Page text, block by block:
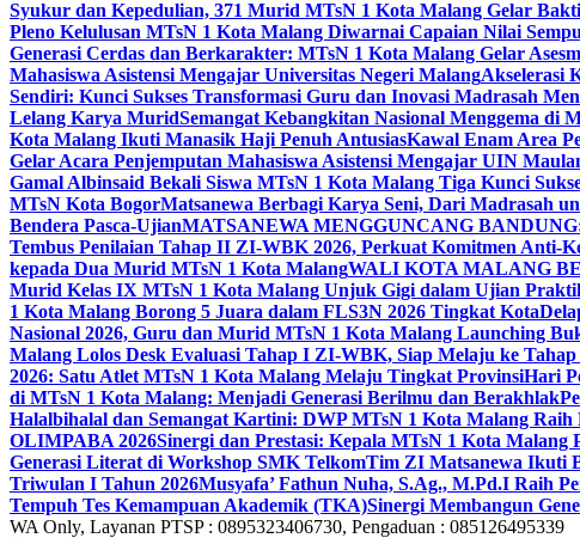
Syukur dan Kepedulian, 371 Murid MTsN 1 Kota Malang Gelar
Pleno Kelulusan MTsN 1 Kota Malang Diwarnai Capaian Nilai
Generasi Cerdas dan Berkarakter: MTsN 1 Kota Malang Gelar
Mahasiswa Asistensi Mengajar Universitas Negeri MalangAkselerasi
Sendiri: Kunci Sukses Transformasi Guru dan Inovasi Madrasah
Lelang Karya MuridSemangat Kebangkitan Nasional Menggema di
Kota Malang Ikuti Manasik Haji Penuh AntusiasKawal Enam Area
Gelar Acara Penjemputan Mahasiswa Asistensi Mengajar UIN
Gamal Albinsaid Bekali Siswa MTsN 1 Kota Malang Tiga Kunci
MTsN Kota BogorMatsanewa Berbagi Karya Seni, Dari Madrasah
Bendera Pasca-UjianMATSANEWA MENGGUNCANG
Tembus Penilaian Tahap II ZI-WBK 2026, Perkuat Komitmen Anti-
kepada Dua Murid MTsN 1 Kota MalangWALI KOTA MALANG
Murid Kelas IX MTsN 1 Kota Malang Unjuk Gigi dalam Ujian
1 Kota Malang Borong 5 Juara dalam FLS3N 2026 Tingkat Kota
Nasional 2026, Guru dan Murid MTsN 1 Kota Malang Launching
Malang Lolos Desk Evaluasi Tahap I ZI-WBK, Siap Melaju ke
2026: Satu Atlet MTsN 1 Kota Malang Melaju Tingkat ProvinsiHari
di MTsN 1 Kota Malang: Menjadi Generasi Berilmu dan Berakhlak
Halalbihalal dan Semangat Kartini: DWP MTsN 1 Kota Malang Raih
OLIMPABA 2026Sinergi dan Prestasi: Kepala MTsN 1 Kota
Generasi Literat di Workshop SMK TelkomTim ZI Matsanewa Ikuti
Triwulan I Tahun 2026Musyafa’ Fathun Nuha, S.Ag., M.Pd.I Raih
Tempuh Tes Kemampuan Akademik (TKA)Sinergi Membangun
WA Only, Layanan PTSP : 0895323406730, Pengaduan : 085126495339